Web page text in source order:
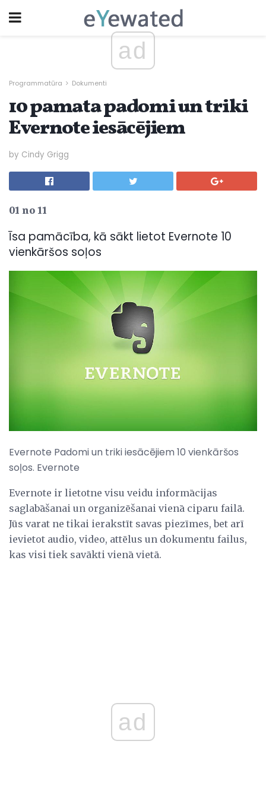
ad
Programmatūra Dokumenti
10 pamata padomi un triki
Evernote iesācējiem
by Cindy Grigg
01 no 11
Īsa pamācība, kā sākt lietot Evernote 10
vienkāršos soļos
Evernote Padomi un triki iesācējiem 10 vienkāršos
soļos. Evernote
Evernote ir lietotne visu veidu informācijas
saglabāšanai un organizēšanai vienā ciparu failā.
Jūs varat ne tikai ierakstīt savas piezīmes, bet arī
ievietot audio, video, attēlus un dokumentu failus,
kas visi tiek savākti vienā vietā.
ad